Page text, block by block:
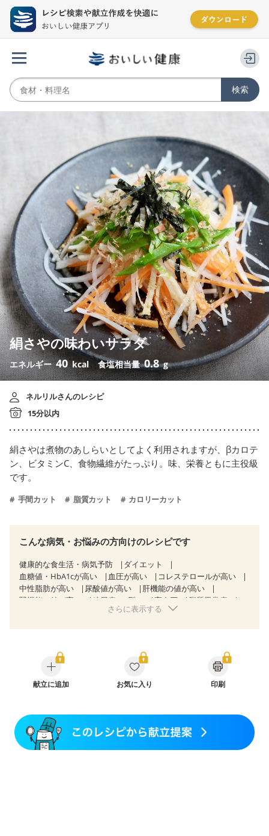
絹さやの味わいサラダ
エネルギー 40 kcal 食塩相当量0.8 g
ネルリルさんのレシピ
15分以内
絹さやは煮物のあしらいとしてよく利用されますが、βカロテ
ン、ビタミンC、食物繊維がたっぷり。味、栄養ともに主役級
です。
手間カット 脂質カット カロリーカット
こんな病気・お悩みの方向けのレシピです
健康的な食生活・病気予防
ダイエット
血糖値・HbA1cが高い
血圧が高い
コレステロールが高い
中性脂肪が高い
尿酸値が高い
肝機能の値が高い
腎機能の値が高い
糖尿病（2型） 高血圧
脂質異常症
狭心症 心筋梗塞
糖尿病性腎症（第１期）
糖尿病性腎症（第２期）
糖尿病性腎症（第３期）
CKD（ステージ１）
CKD（ステージ２）
CKD（ステージ３a）
乳がん治療を終えた方・経過観察中の方など
妊娠中(初期)
妊婦健診・体重増加が気になる（初期）
妊婦健診・血圧が気になる（初期）
さらに表示する
献立に追加 お気に入り 印刷